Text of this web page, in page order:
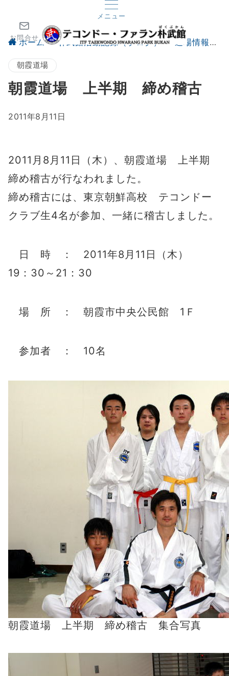
メニュー
お問合せ
ホーム 朴武館活動記録（ブログ） 道場情報
朝霞道場
朝霞道場 上半期 締め稽古
2011年8月11日
2011月8月11日（木）、朝霞道場 上半期
締め稽古が行なわれました。
締め稽古には、東京朝鮮高校 テコンドー
クラブ生4名が参加、一緒に稽古しました。
日 時 ： 2011年8月11日（木）
19：30～21：30
場 所 ： 朝霞市中央公民館 1Ｆ
参加者 ： 10名
朝霞道場 上半期 締め稽古 集合写真